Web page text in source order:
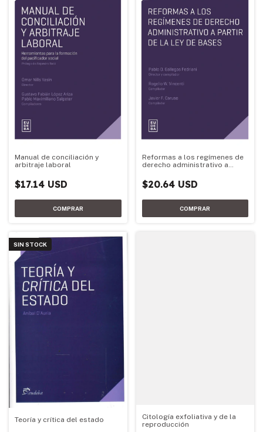
Manual de conciliación y
arbitraje laboral
$17.14 USD
Reformas a los regímenes de
derecho administrativo a
$20.64 USD
SIN STOCK
Teoría y crítica del estado
Citología exfoliativa y de la
reproducción